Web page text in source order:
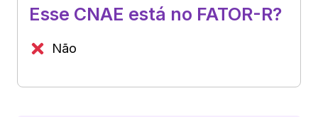
Esse CNAE está no FATOR-R?
Não